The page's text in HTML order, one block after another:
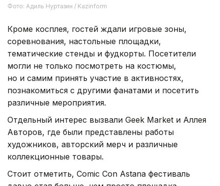
Фото: Адиль Нуртазин / Kazinform
Кроме косплея, гостей ждали игровые зоны,
соревнования, настольные площадки,
тематические стенды и фудкорты. Посетители
могли не только посмотреть на костюмы,
но и самим принять участие в активностях,
познакомиться с другими фанатами и посетить
различные мероприятия.
Отдельный интерес вызвали Geek Market и Аллея
Авторов, где были представлены работы
художников, авторский мерч и различные
коллекционные товары.
Стоит отметить, Comic Con Astana фестиваль